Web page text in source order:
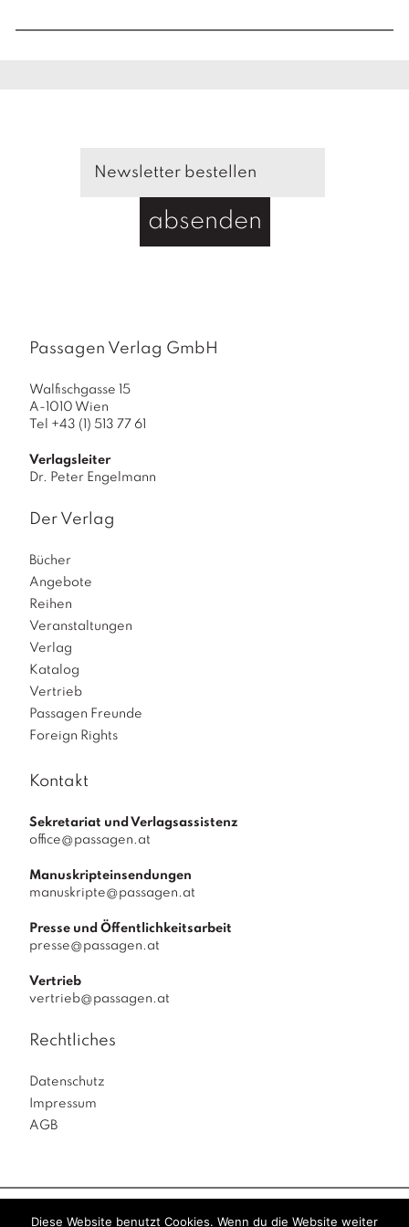
absenden
Passagen Verlag GmbH
Walfischgasse 15
A-1010 Wien
Tel +43 (1) 513 77 61
Verlagsleiter
Dr. Peter Engelmann
Der Verlag
Bücher
Angebote
Reihen
Veranstaltungen
Verlag
Katalog
Vertrieb
Passagen Freunde
Foreign Rights
Kontakt
Sekretariat und Verlagsassistenz
office@passagen.at
Manuskripteinsendungen
manuskripte@passagen.at
Presse und Öffentlichkeitsarbeit
presse@passagen.at
Vertrieb
vertrieb@passagen.at
Rechtliches
Datenschutz
Impressum
AGB
Diese Website benutzt Cookies. Wenn du die Website weiter